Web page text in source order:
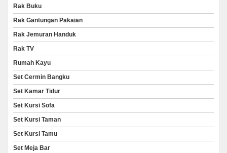
Rak Buku
Rak Gantungan Pakaian
Rak Jemuran Handuk
Rak TV
Rumah Kayu
Set Cermin Bangku
Set Kamar Tidur
Set Kursi Sofa
Set Kursi Taman
Set Kursi Tamu
Set Meja Bar